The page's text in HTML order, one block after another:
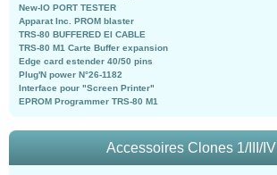
New-IO PORT TESTER
Apparat Inc. PROM blaster
TRS-80 BUFFERED EI CABLE
TRS-80 M1 Carte Buffer expansion
Edge card estender 40/50 pins
Plug'N power N°26-1182
Interface pour "Screen Printer"
EPROM Programmer TRS-80 M1
Accessoires Clones 1/III/IV